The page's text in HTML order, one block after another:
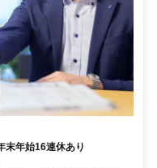
年始16連休あり